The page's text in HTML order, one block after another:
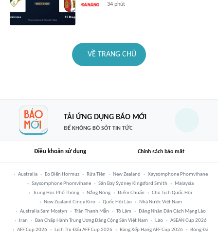
34 phút
VỀ TRANG CHỦ
TẢI ỨNG DỤNG BÁO MỚI
ĐỂ KHÔNG BỎ SÓT TIN TỨC
Điều khoản sử dụng Chính sách bảo mật
Australia Eo Biển Hormuz Rửa Tiền New Zealand
Xaysomphone Phomvihane
Saysomphone Phomvihane
Sân Bay Sydney Kingsford Smith
Malaysia
Trung Học Phổ Thông
Nắng Nóng Điểm Chuẩn
Chủ Tịch Quốc Hội
New Zealand Cindy Kiro
Quốc Hội Lào
Nhà Nước Việt Nam
Australia Sam Mostyn
Trần Thanh Mẫn Tô Lâm
Đảng Nhân Dân Cách Mạng Lào
Iran
Ban Chấp Hành Trung Ương Đảng Cộng Sản Việt Nam Lào
ASEAN Cup 2026
AFF Cup 2026
Lịch Thi Đấu AFF Cup 2026 Bảng Xếp Hạng AFF Cup 2026 Bóng Đá